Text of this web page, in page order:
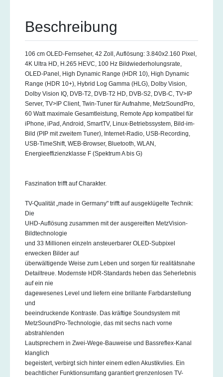
Beschreibung
106 cm OLED-Fernseher, 42 Zoll, Auflösung: 3.840x2.160 Pixel,
4K Ultra HD, H.265 HEVC, 100 Hz Bildwiederholungsrate,
OLED-Panel, High Dynamic Range (HDR 10), High Dynamic
Range (HDR 10+), Hybrid Log Gamma (HLG), Dolby Vision,
Dolby Vision IQ, DVB-T2, DVB-T2 HD, DVB-S2, DVB-C, TV>IP
Server, TV>IP Client, Twin-Tuner für Aufnahme, MetzSoundPro,
60 Watt maximale Gesamtleistung, Remote App kompatibel für
iPhone, iPad, Android, SmartTV, Linux-Betriebssystem, Bild-im-
Bild (PIP mit zweitem Tuner), Internet-Radio, USB-Recording,
USB-TimeShift, WEB-Browser, Bluetooth, WLAN,
Energieeffizienzklasse F (Spektrum A bis G)
Faszination trifft auf Charakter.
TV-Qualität „made in Germany" trifft auf ausgeklügelte Technik:
Die
UHD-Auflösung zusammen mit der ausgereiften MetzVision-
Bildtechnologie
und 33 Millionen einzeln ansteuerbarer OLED-Subpixel
erwecken Bilder auf
überwältigende Weise zum Leben und sorgen für realitätsnahe
Detailtreue. Modernste HDR-Standards heben das Seherlebnis
auf ein nie
dagewesenes Level und liefern eine brillante Farbdarstellung
und
beeindruckende Kontraste. Das kräftige Soundsystem mit
MetzSoundPro-Technologie, das mit sechs nach vorne
abstrahlenden
Lautsprechern in Zwei-Wege-Bauweise und Bassreflex-Kanal
klanglich
begeistert, verbirgt sich hinter einem edlen Akustikvlies. Ein
beachtlicher Funktionsumfang garantiert grenzenlosen TV-